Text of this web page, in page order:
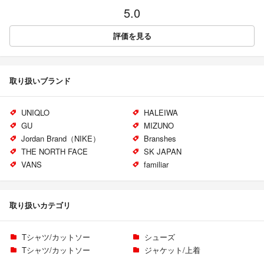
5.0
評価を見る
取り扱いブランド
UNIQLO
HALEIWA
GU
MIZUNO
Jordan Brand（NIKE）
Branshes
THE NORTH FACE
SK JAPAN
VANS
familiar
取り扱いカテゴリ
Tシャツ/カットソー
シューズ
Tシャツ/カットソー
ジャケット/上着